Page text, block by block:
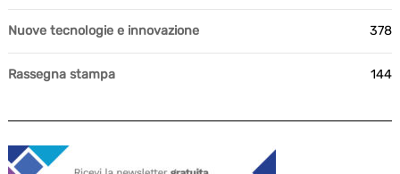
Nuove tecnologie e innovazione 378
Rassegna stampa 144